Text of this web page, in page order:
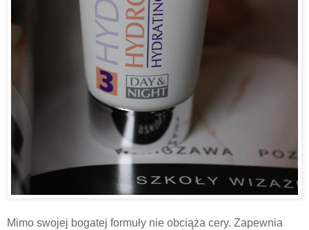
Mimo swojej bogatej formuły nie obciąża cery. Zapewnia